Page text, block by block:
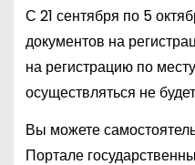
С 21 сентября по 5
документов на
на регистрацию по
осуществляться не
Вы можете
Портале